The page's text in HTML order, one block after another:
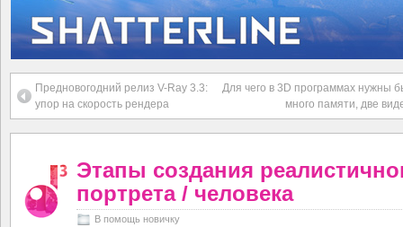
Предновогодний релиз V-Ray 3.3:
упор на скорость рендера
Для чего в 3D программах нужны
много памяти, две
Этапы создания
портрета / человека
В помощь новичку